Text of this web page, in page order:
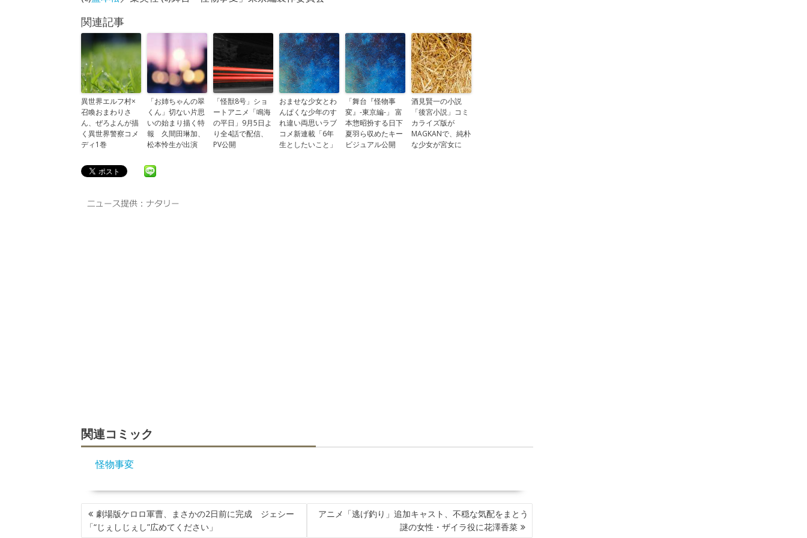
関連記事
異世界エルフ村×
召喚おまわりさ
ん、ぜろよんが描
く異世界警察コメ
ディ1巻
「お姉ちゃんの翠
くん」切ない片思
いの始まり描く特
報 久間田琳加、
松本怜生が出演
「怪獣8号」ショ
ートアニメ「鳴海
の平日」9月5日よ
り全4話で配信、
PV公開
おませな少女とわ
んぱくな少年のす
れ違い両思いラブ
コメ新連載「6年
生としたいこと」
「舞台『怪物事
変』-東京編-」 富
本惣昭扮する日下
夏羽ら収めたキー
ビジュアル公開
酒見賢一の小説
「後宮小説」コミ
カライズ版が
MAGKANで、純朴
な少女が宮女に
関連コミック
怪物事変
投
稿
劇場版ケロロ軍曹、まさかの2日前に完成 ジェシー
「“じぇしじぇし”広めてください」
アニメ「逃げ釣り」追加キャスト、不穏な気配をまとう
謎の女性・ザイラ役に花澤香菜